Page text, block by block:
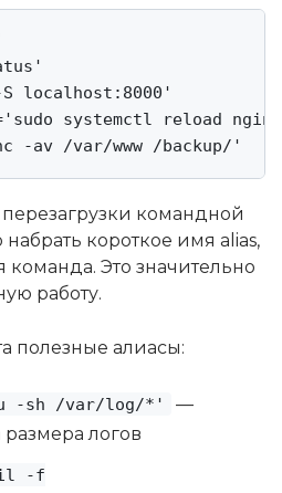
localhost:8000'
systemctl reload
-av /var/www /backup/'
командной
короткое имя alias,
Это значительно
работу.
полезные алиасы:
-sh /var/log/*'
—
логов
-f